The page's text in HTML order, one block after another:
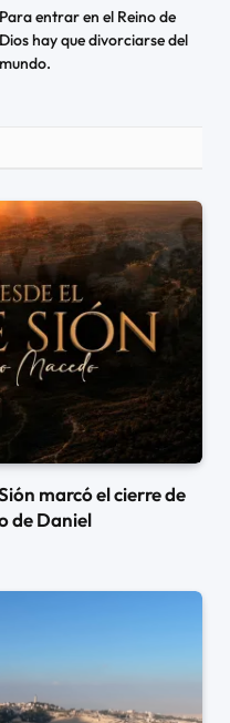
Para entrar en el Reino de
Dios hay que divorciarse del
mundo.
marcó el cierre de
de Daniel